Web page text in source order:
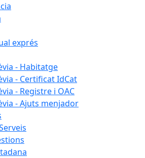
exprés
- Habitatge
- Certificat IdCat
- Registre i OAC
- Ajuts menjador